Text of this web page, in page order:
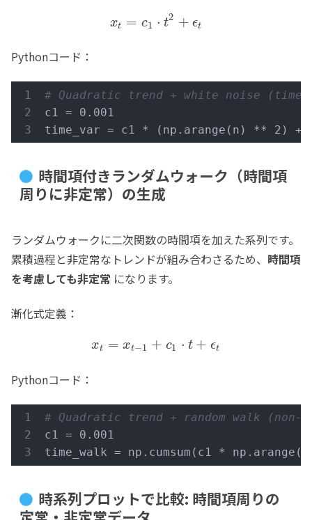
xt = c1 ⋅ t2 + ϵt
Pythonコード：
# Quadratic trend + white noise
c1 = 0.001
time_var = c1 * (np.arange(n) ** 2) +
時間項付きランダムウォーク（時間項
周りに非定常）の生成
ランダムウォークに二次関数の時間項を加えた系列です。
累積過程と非定常なトレンドが組み合わさるため、 時間項
を考慮しても非定常 になります。
漸化式定義：
xt = xt−1 + c1 ⋅ t + ϵt
Pythonコード：
# Quadratic trend + random walk (non-
c1 = 0.001
time_walk = np.cumsum(c1 *
時系列プロットで比較: 時間項周りの